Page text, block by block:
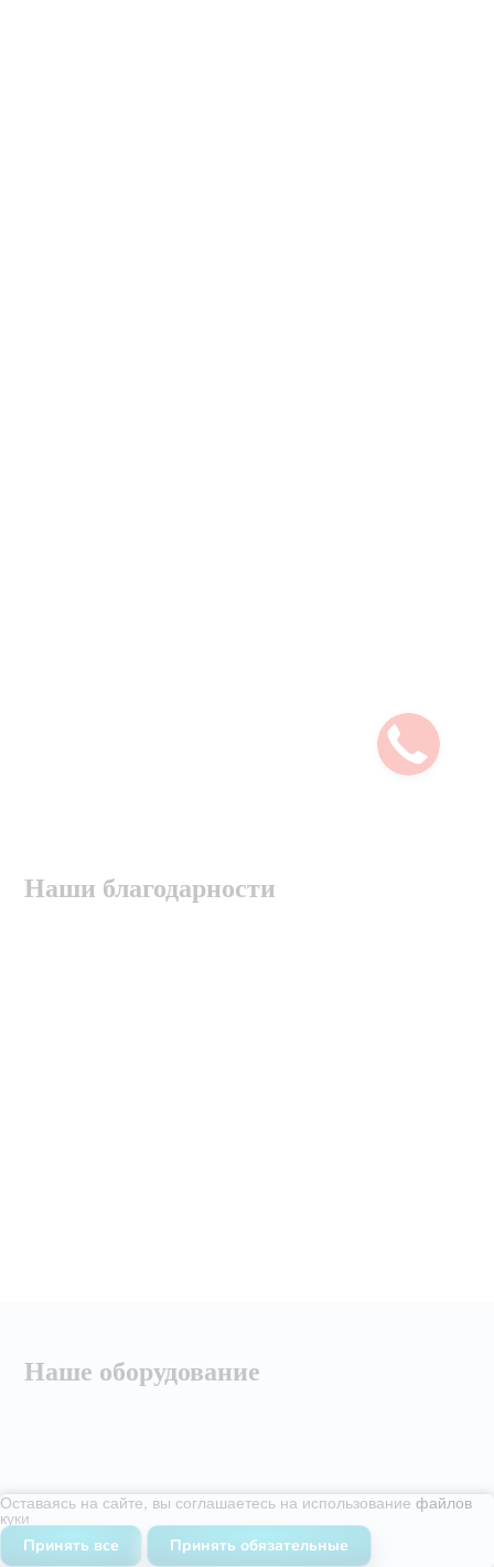
Наши благодарности
Наше оборудование
Оставаясь на сайте, вы соглашаетесь на использование файлов
куки
Принять все Принять обязательные